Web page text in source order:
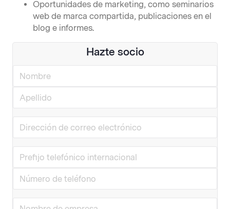
Oportunidades de marketing, como seminarios
web de marca compartida, publicaciones en el
blog e informes.
Hazte socio